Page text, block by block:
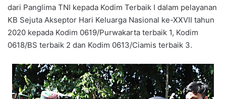
dari Panglima TNI kepada Kodim Terbaik I dalam pelayanan
KB Sejuta Akseptor Hari Keluarga Nasional ke-XXVII tahun
2020 kepada Kodim 0619/Purwakarta terbaik 1, Kodim
0618/BS terbaik 2 dan Kodim 0613/Ciamis terbaik 3.